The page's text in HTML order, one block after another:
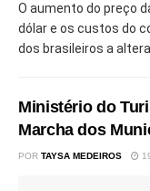
O aumento do preço
dólar e os custos do
dos brasileiros a
Ministério do
Marcha dos
POR TAYSA MEDEIROS